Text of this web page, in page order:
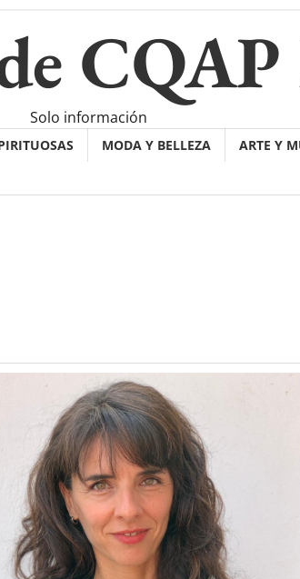
Solo información
MODA Y BELLEZA ARTE Y